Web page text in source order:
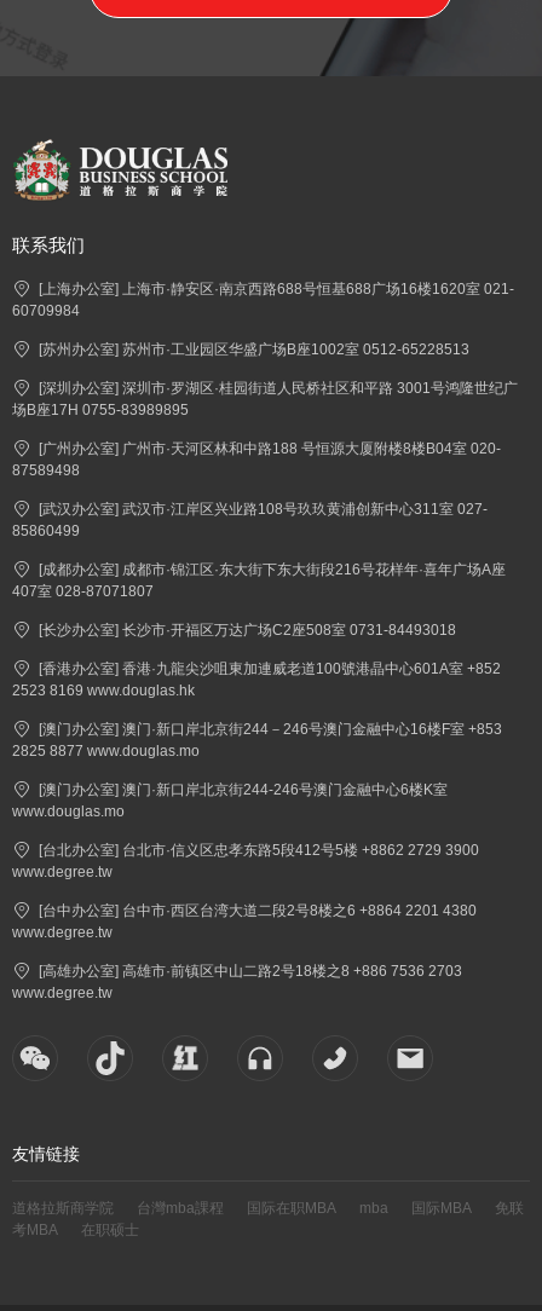
联系我们
[上海办公室] 上海市·静安区·南京西路688号恒基688广场16楼1620室 021-
60709984
[苏州办公室] 苏州市·工业园区华盛广场B座1002室 0512-65228513
[深圳办公室] 深圳市·罗湖区·桂园街道人民桥社区和平路 3001号鸿隆世纪广
场B座17H 0755-83989895
[广州办公室] 广州市·天河区林和中路188 号恒源大厦附楼8楼B04室 020-
87589498
[武汉办公室] 武汉市·江岸区兴业路108号玖玖黄浦创新中心311室 027-
85860499
[成都办公室] 成都市·锦江区·东大街下东大街段216号花样年·喜年广场A座
407室 028-87071807
[长沙办公室] 长沙市·开福区万达广场C2座508室 0731-84493018
[香港办公室] 香港·九龍尖沙咀東加連威老道100號港晶中心601A室 +852
2523 8169 www.douglas.hk
[澳门办公室] 澳门·新口岸北京街244－246号澳门金融中心16楼F室 +853
2825 8877 www.douglas.mo
[澳门办公室] 澳门·新口岸北京街244-246号澳门金融中心6楼K室
www.douglas.mo
[台北办公室] 台北市·信义区忠孝东路5段412号5楼 +8862 2729 3900
www.degree.tw
[台中办公室] 台中市·西区台湾大道二段2号8楼之6 +8864 2201 4380
www.degree.tw
[高雄办公室] 高雄市·前镇区中山二路2号18楼之8 +886 7536 2703
www.degree.tw
友情链接
道格拉斯商学院 台灣mba課程 国际在职MBA mba 国际MBA
免联
考MBA
在职硕士